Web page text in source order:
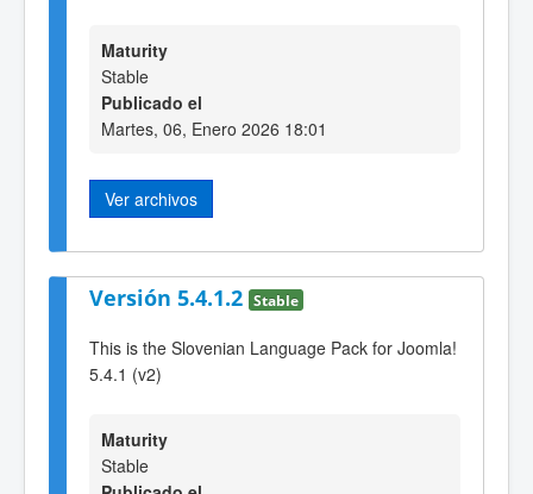
Maturity
Stable
Publicado el
Martes, 06, Enero 2026 18:01
Ver archivos
Versión 5.4.1.2 Stable
This is the Slovenian Language Pack for Joomla!
5.4.1 (v2)
Maturity
Stable